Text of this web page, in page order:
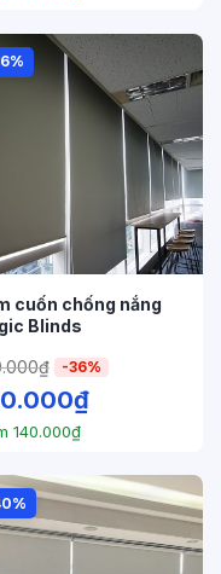
cuốn chống nắng
Blinds
₫ -36%
₫
140.000₫